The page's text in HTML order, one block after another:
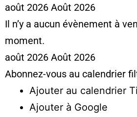
août 2026 Août 2026
Il n’y a aucun évènement à
moment.
août 2026 Août 2026
Abonnez-vous au calendrier
Ajouter au calendrier
Ajouter à Google